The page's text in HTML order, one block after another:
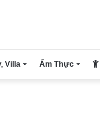
Villa Ẩm Thực